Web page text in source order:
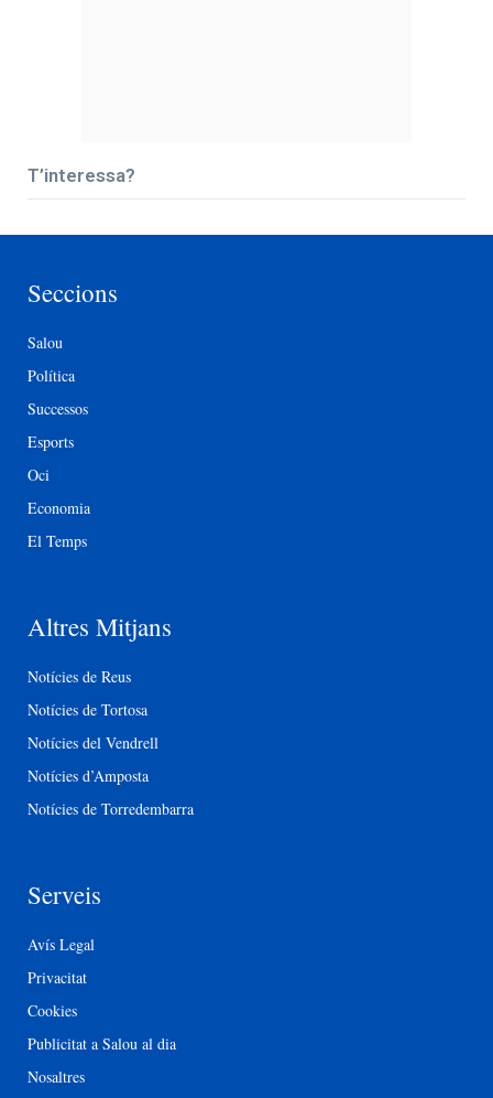
T’interessa?
Seccions
Salou
Política
Successos
Esports
Oci
Economia
El Temps
Altres Mitjans
Notícies de Reus
Notícies de Tortosa
Notícies del Vendrell
Notícies d’Amposta
Notícies de Torredembarra
Serveis
Avís Legal
Privacitat
Cookies
Publicitat a Salou al dia
Nosaltres